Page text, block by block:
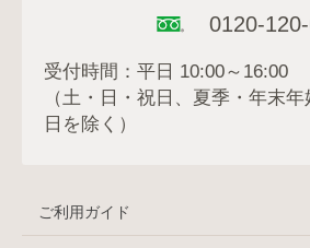
0120-
受付時間：平日 10:00～16:00
（土・日・祝日、夏季・年末
日を除く）
ご利用ガイド